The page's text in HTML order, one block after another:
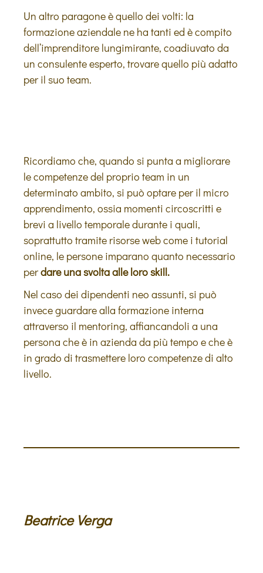
Un altro paragone è quello dei volti: la
formazione aziendale ne ha tanti ed è compito
dell’imprenditore lungimirante, coadiuvato da
un consulente esperto, trovare quello più adatto
per il suo team.
Ricordiamo che, quando si punta a migliorare
le competenze del proprio team in un
determinato ambito, si può optare per il micro
apprendimento, ossia momenti circoscritti e
brevi a livello temporale durante i quali,
soprattutto tramite risorse web come i tutorial
online, le persone imparano quanto necessario
perdare una svolta alle loro skill.
Nel caso dei dipendenti neo assunti, si può
invece guardare alla formazione interna
attraverso il mentoring, affiancandoli a una
persona che è in azienda da più tempo e che è
in grado di trasmettere loro competenze di alto
livello.
Beatrice Verga